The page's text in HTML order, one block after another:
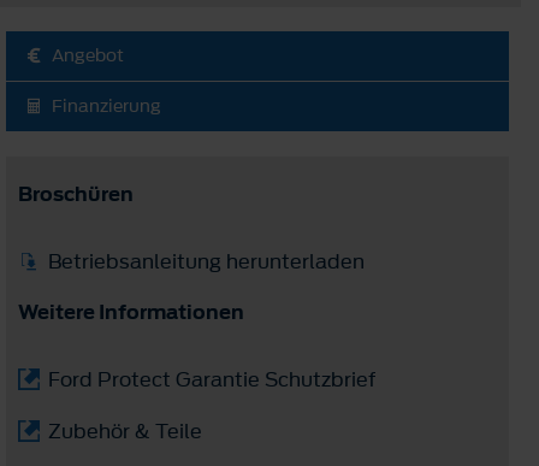
Angebot
Finanzierung
Broschüren
Betriebsanleitung herunterladen
Weitere Informationen
Ford Protect Garantie Schutzbrief
Zubehör & Teile